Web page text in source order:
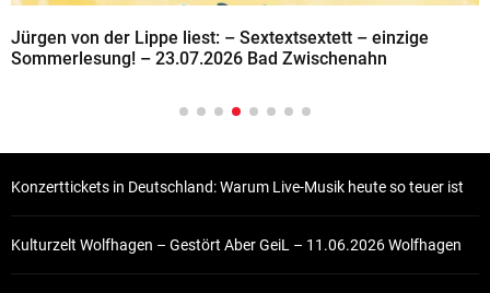
Jürgen von der Lippe liest: – Sextextsextett – einzige
Sommerlesung! – 23.07.2026 Bad Zwischenahn
Konzerttickets in Deutschland: Warum Live-Musik heute so teuer ist
Kulturzelt Wolfhagen – Gestört Aber GeiL – 11.06.2026 Wolfhagen